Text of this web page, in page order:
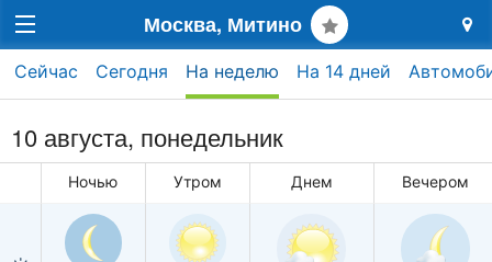
Москва, Митино
Сейчас Сегодня На неделю На 14 дней
10 августа, понедельник
Ночью Утром Днем Вечером